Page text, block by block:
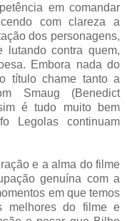
em comandar
com clareza a
dos personagens,
lutando contra quem,
Embora nada do
título chame tanto a
Smaug (Benedict
é tudo muito bem
Legolas continuam
e a alma do filme
genuína com a
em que temos
melhores do filme e